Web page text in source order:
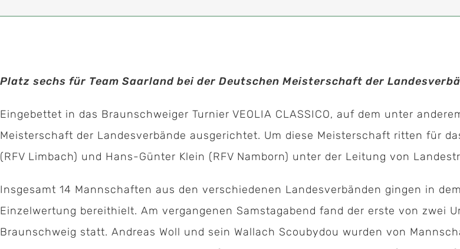
Platz sechs für Team Saarland bei der Deutschen Meisterschaft der
Eingebettet in das Braunschweiger Turnier VEOLIA CLASSICO, auf dem unter
Meisterschaft der Landesverbände ausgerichtet. Um diese Meisterschaft ritten für
(RFV Limbach) und Hans-Günter Klein (RFV Namborn) unter der Leitung von
Insgesamt 14 Mannschaften aus den verschiedenen Landesverbänden gingen in
Einzelwertung bereithielt. Am vergangenen Samstagabend fand der erste von zwei
Braunschweig statt. Andreas Woll und sein Wallach Scoubydou wurden von